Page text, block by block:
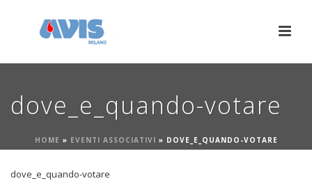
dove_e_quando-votare
HOME » EVENTI ASSOCIATIVI » DOVE_E_QUANDO-VOTARE
dove_e_quando-votare